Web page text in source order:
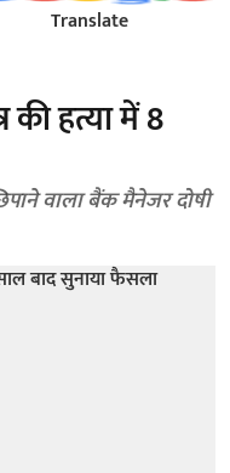
Translate
की हत्या में 8
वाला बैंक मैनेजर दोषी